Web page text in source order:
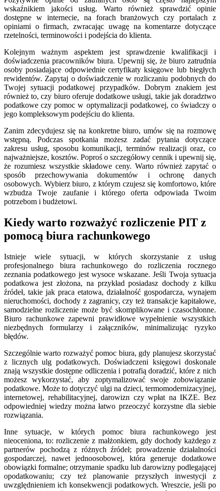
wskaźnikiem jakości usług. Warto również sprawdzić opinie
dostępne w internecie, na forach branżowych czy portalach z
opiniami o firmach, zwracając uwagę na komentarze dotyczące
rzetelności, terminowości i podejścia do klienta.
Kolejnym ważnym aspektem jest sprawdzenie kwalifikacji i
doświadczenia pracowników biura. Upewnij się, że biuro zatrudnia
osoby posiadające odpowiednie certyfikaty księgowe lub biegłych
rewidentów. Zapytaj o doświadczenie w rozliczaniu podobnych do
Twojej sytuacji podatkowej przypadków. Dobrym znakiem jest
również to, czy biuro oferuje dodatkowe usługi, takie jak doradztwo
podatkowe czy pomoc w optymalizacji podatkowej, co świadczy o
jego kompleksowym podejściu do klienta.
Zanim zdecydujesz się na konkretne biuro, umów się na rozmowę
wstępną. Podczas spotkania możesz zadać pytania dotyczące
zakresu usług, sposobu komunikacji, terminów realizacji oraz, co
najważniejsze, kosztów. Poproś o szczegółowy cennik i upewnij się,
że rozumiesz wszystkie składowe ceny. Warto również zapytać o
sposób przechowywania dokumentów i ochronę danych
osobowych. Wybierz biuro, z którym czujesz się komfortowo, które
wzbudza Twoje zaufanie i którego oferta odpowiada Twoim
potrzebom i budżetowi.
Kiedy warto rozważyć rozliczenie PIT z
pomocą biura rachunkowego
Istnieje wiele sytuacji, w których skorzystanie z usług
profesjonalnego biura rachunkowego do rozliczenia rocznego
zeznania podatkowego jest wysoce wskazane. Jeśli Twoja sytuacja
podatkowa jest złożona, na przykład posiadasz dochody z kilku
źródeł, takie jak praca etatowa, działalność gospodarcza, wynajem
nieruchomości, dochody z zagranicy, czy też transakcje kapitałowe,
samodzielne rozliczenie może być skomplikowane i czasochłonne.
Biuro rachunkowe zapewni prawidłowe wypełnienie wszystkich
niezbędnych formularzy i załączników, minimalizując ryzyko
błędów.
Szczególnie warto rozważyć pomoc biura, gdy planujesz skorzystać
z licznych ulg podatkowych. Doświadczeni księgowi doskonale
znają wszystkie dostępne odliczenia i potrafią doradzić, które z nich
możesz wykorzystać, aby zoptymalizować swoje zobowiązanie
podatkowe. Może to dotyczyć ulgi na dzieci, termomodernizacyjnej,
internetowej, rehabilitacyjnej, darowizn czy wpłat na IKZE. Bez
odpowiedniej wiedzy można łatwo przeoczyć korzystne dla siebie
rozwiązania.
Inne sytuacje, w których pomoc biura rachunkowego jest
nieoceniona, to: rozliczenie z małżonkiem, gdy dochody każdego z
partnerów pochodzą z różnych źródeł; prowadzenie działalności
gospodarczej, nawet jednoosobowej, która generuje dodatkowe
obowiązki formalne; otrzymanie spadku lub darowizny podlegającej
opodatkowaniu; czy też planowanie przyszłych inwestycji z
uwzględnieniem ich konsekwencji podatkowych. Wreszcie, jeśli po